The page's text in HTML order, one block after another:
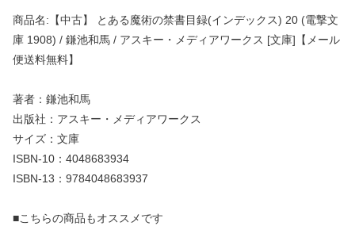
商品名:【中古】 とある魔術の禁書目録(インデックス) 20 (電撃文
庫 1908) / 鎌池和馬 / アスキー・メディアワークス [文庫]【メール
便送料無料】
著者：鎌池和馬
出版社：アスキー・メディアワークス
サイズ：文庫
ISBN-10：4048683934
ISBN-13：9784048683937
■こちらの商品もオススメです